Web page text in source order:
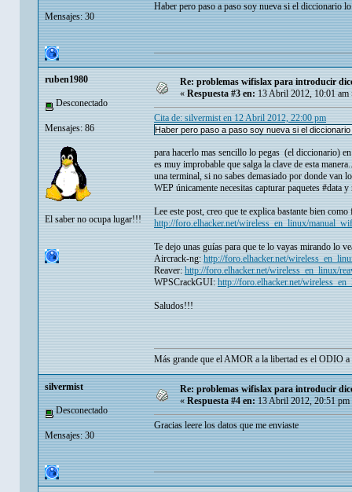
Mensajes: 30
Haber pero paso a paso soy nueva si el diccionario
ruben1980
Desconectado
Mensajes: 86
El saber no ocupa lugar!!!
Re: problemas wifislax para introducir
« Respuesta #3 en: 13 Abril 2012, 10:01 am
Cita de: silvermist en 12 Abril 2012, 22:00 pm
Haber pero paso a paso soy nueva si el
para hacerlo mas sencillo lo pegas (el diccionario)
es muy improbable que salga la clave de esta
una terminal, si no sabes demasiado por donde van
WEP únicamente necesitas capturar paquetes #data
Lee este post, creo que te explica bastante bien como
http://foro.elhacker.net/wireless_en_linux/
Te dejo unas guías para que te lo vayas mirando lo
Aircrack-ng: http://foro.elhacker.net/
Reaver: http://foro.elhacker.net/wireless_en_linux/
WPSCrackGUI: http://foro.elhacker.net/
Saludos!!!
Más grande que el AMOR a la libertad es el ODIO a
silvermist
Desconectado
Mensajes: 30
Re: problemas wifislax para introducir
«Respuesta #4 en:13 Abril 2012, 20:51 pm
Gracias leere los datos que me enviaste